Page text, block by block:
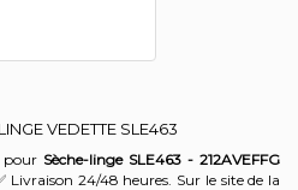
VEDETTE SLE463
pour Sèche-linge SLE463 - 212AVEFFG
Livraison 24/48 heures. Sur le site de la